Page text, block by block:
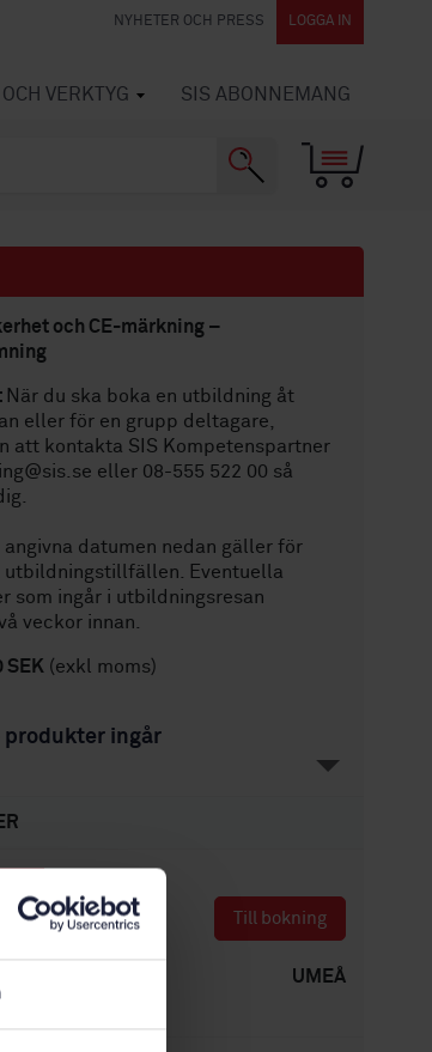
NYHETER OCH PRESS LOGGA IN
VERKTYG SIS ABONNEMANG
och CE-märkning –
När du ska boka en utbildning åt
eller för en grupp deltagare,
att kontakta SIS Kompetenspartner
eller 08-555 522 00 så
angivna datumen nedan gäller för
utbildningstillfällen. Eventuella
som ingår i utbildningsresan
veckor innan.
SEK (exkl moms)
produkter ingår
FRE
13 Till bokning
UMEÅ